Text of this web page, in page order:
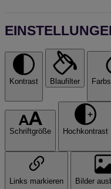
Kontrast Blaufilter
Schriftgröße Hochkontrast
Links markieren Bilder